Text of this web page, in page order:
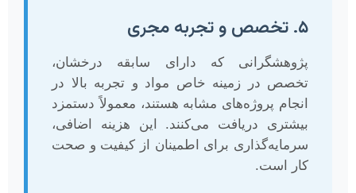
۵. تخصص و تجربه مجری
پژوهشگرانی که دارای سابقه درخشان،
تخصص در زمینه خاص مواد و تجربه بالا در
انجام پروژه‌های مشابه هستند، معمولاً دستمزد
بیشتری دریافت می‌کنند. این هزینه اضافی،
سرمایه‌گذاری برای اطمینان از کیفیت و صحت
کار است.